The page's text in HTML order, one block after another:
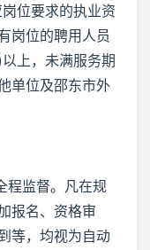
位要求的执业资
岗位的聘用人员
上，未满服务期
单位及邵东市外
程监督。凡在规
报名、资格审
等，均视为自动